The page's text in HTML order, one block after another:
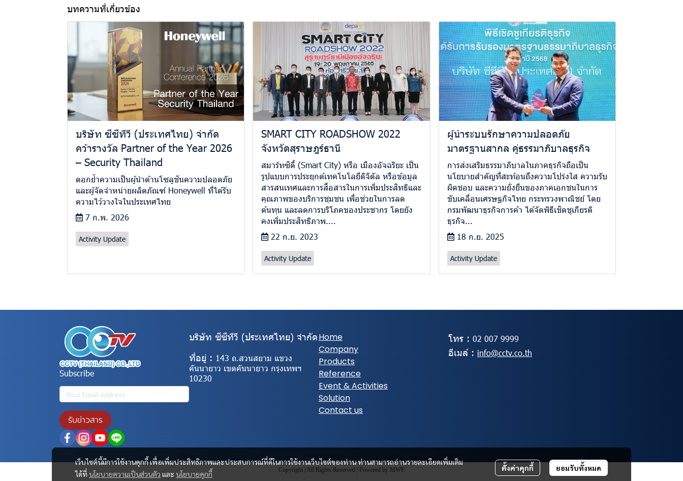
บทความที่เกี่ยวข้อง
บริษัท ซีซีทีวี (ประเทศไทย) จำกัด
คว้ารางวัล Partner of the Year 2026
– Security Thailand
ตอกย้ำความเป็นผู้นำด้านโซลูชันความปลอดภัย
และผู้จัดจำหน่ายผลิตภัณฑ์ Honeywell ที่ได้รับ
ความไว้วางใจในประเทศไทย
7 ก.พ. 2026
Activity Update
SMART CITY ROADSHOW 2022
จังหวัดสุราษฎร์ธานี
สมาร์ทซิตี้ (Smart City) หรือ เมืองอัจฉริยะ เป็น
รูปแบบการประยุกต์เทคโนโลยีดิจิตัล หรือข้อมูล
สารสนเทศและการสื่อสารในการเพิ่มประสิทธิและ
คุณภาพของบริการชุมชน เพื่อช่วยในการลด
ต้นทุน และลดการบริโภคของประชากร โดยยัง
คงเพิ่มประสิทธิภาพ....
22 ก.ย. 2023
Activity Update
ผู้นำระบบรักษาความปลอดภัย
มาตรฐานสากล คู่ธรรมาภิบาลธุรกิจ
การส่งเสริมธรรมาภิบาลในภาคธุรกิจถือเป็น
นโยบายสำคัญที่สะท้อนถึงความโปร่งใส ความรับ
ผิดชอบ และความยั่งยืนของภาคเอกชนในการ
ขับเคลื่อนเศรษฐกิจไทย กระทรวงพาณิชย์ โดย
กรมพัฒนาธุรกิจการค้า ได้จัดพิธีเชิดชูเกียรติ
ธุรกิจ...
18 ก.ย. 2025
Activity Update
เว็บไซต์นี้มีการใช้งานคุกกี้ เพื่อเพิ่มประสิทธิภาพและประสบการณ์ที่ดีในการใช้งานเว็บไซต์ของท่าน ท่านสามารถอ่านรายละเอียดเพิ่มเติม
ได้ที่ นโยบายความเป็นส่วนตัว และ นโยบายคุกกี้
ตั้งค่าคุกกี้ ยอมรับทั้งหมด
Subscribe
รับข่าวสาร
บริษัท ซีซีทีวี (ประเทศไทย) จํากัด
ที่อยู่ : 143 ถ.สวนสยาม แขวง
คันนายาว เขตคันนายาว กรุงเทพฯ
10230
Home
Company
Products
Reference
Event & Activities
Solution
Contact us
โทร : 02 007 9999
อีเมล์ : info@cctv.co.th
Copyright | All Rights Reserved | Powered by MWE